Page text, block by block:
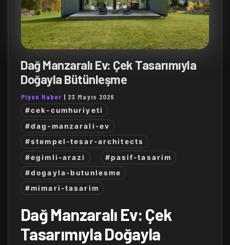
Dağ Manzaralı Ev: Çek Tasarımıyla
Doğayla Bütünleşme
Piyon Haber | 23 Mayıs 2026
#cek-cumhuriyeti
#dag-manzarali-ev
#stempel-tesar-architects
#egimli-arazi
#pasif-tasarim
#dogayla-butunlesme
#mimari-tasarim
Dağ Manzaralı Ev: Çek
Tasarımıyla Doğayla